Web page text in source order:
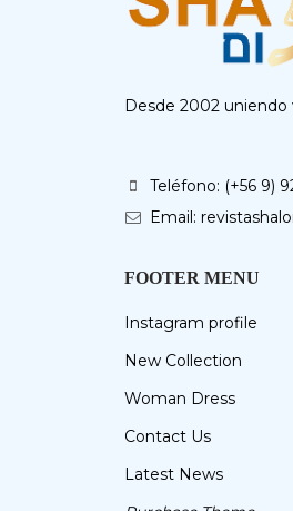
Desde 2002 uniendo
Teléfono: (+56 9)
Email:
FOOTER MENU
Instagram profile
New Collection
Woman Dress
Contact Us
Latest News